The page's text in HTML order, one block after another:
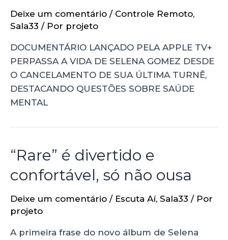
Deixe um comentário / Controle Remoto,
Sala33 / Por projeto
DOCUMENTÁRIO LANÇADO PELA APPLE TV+
PERPASSA A VIDA DE SELENA GOMEZ DESDE
O CANCELAMENTO DE SUA ÚLTIMA TURNÊ,
DESTACANDO QUESTÕES SOBRE SAÚDE
MENTAL
“Rare” é divertido e
confortável, só não ousa
Deixe um comentário / Escuta Aí, Sala33 / Por
projeto
A primeira frase do novo álbum de Selena